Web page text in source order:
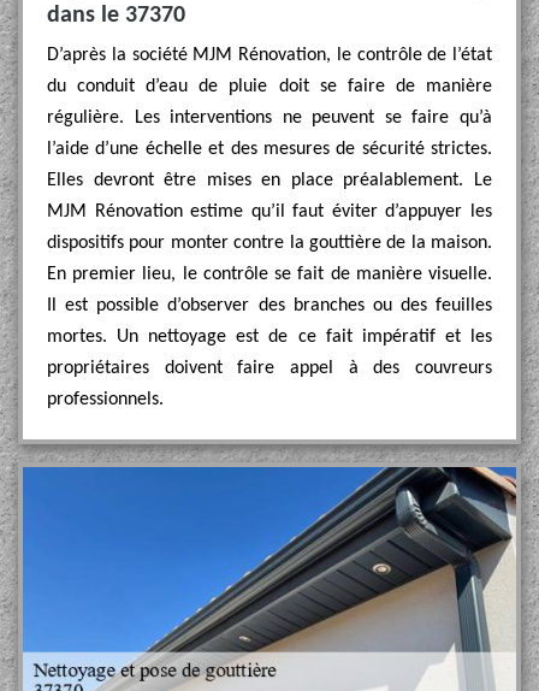
dans le 37370
D’après la société MJM Rénovation, le contrôle de l’état
du conduit d’eau de pluie doit se faire de manière
régulière. Les interventions ne peuvent se faire qu’à
l’aide d’une échelle et des mesures de sécurité strictes.
Elles devront être mises en place préalablement. Le
MJM Rénovation estime qu’il faut éviter d’appuyer les
dispositifs pour monter contre la gouttière de la maison.
En premier lieu, le contrôle se fait de manière visuelle.
Il est possible d’observer des branches ou des feuilles
mortes. Un nettoyage est de ce fait impératif et les
propriétaires doivent faire appel à des couvreurs
professionnels.